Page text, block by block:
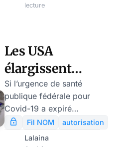
FDA
COVID-19 traditionnel (à
Unis. Cette décision
pourrait également
impacter les futurs
vaccins (également les
vaccins ARNm Pfizer et
Moderna) mis à jour
contre le coronavirus,
inquiétudes quant à une
lecture
Les USA
élargissent
(encore) l’accès
à un nouveau
traitement
COVID
Si l’urgence de santé
publique fédérale pour
Covid-19 a expiré
officiellement le 11 mai
2023 , aux USA, on ne
Fil NOM
autorisation
Lalaina